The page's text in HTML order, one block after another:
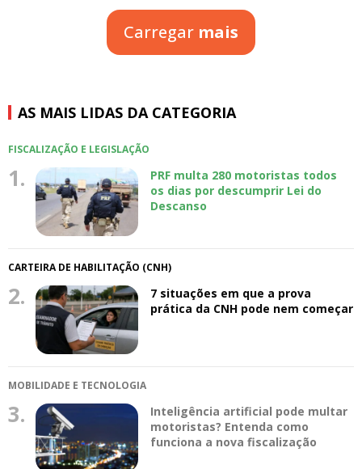
Carregar mais
AS MAIS LIDAS DA CATEGORIA
FISCALIZAÇÃO E LEGISLAÇÃO
1.
PRF multa 280 motoristas todos
os dias por descumprir Lei do
Descanso
CARTEIRA DE HABILITAÇÃO (CNH)
2.
7 situações em que a prova
prática da CNH pode nem começar
MOBILIDADE E TECNOLOGIA
3.
Inteligência artificial pode multar
motoristas? Entenda como
funciona a nova fiscalização